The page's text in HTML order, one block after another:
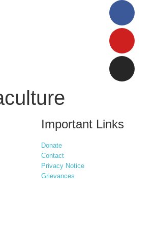
Important Links
Donate
Contact
Privacy Notice
Grievances